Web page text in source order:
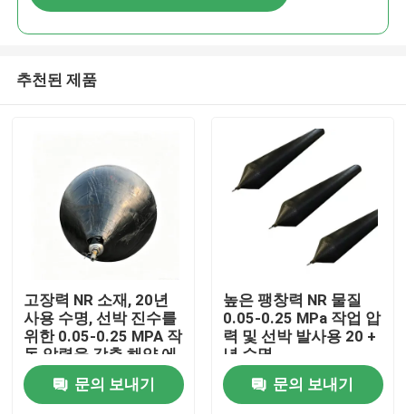
추천된 제품
고장력 NR 소재, 20년
사용 수명, 선박 진수를
위한 0.05-0.25 MPA 작
동 압력을 갖춘 해양 에
어백
문의 보내기
높은 팽창력 NR 물질
0.05-0.25 MPa 작업 압
력 및 선박 발사용 20 +
년 수명
문의 보내기